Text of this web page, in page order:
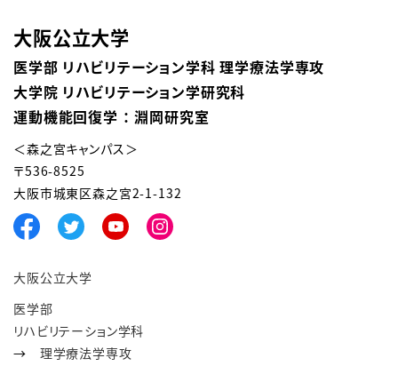
大阪公立大学
医学部 リハビリテーション学科 理学療法学専攻
大学院 リハビリテーション学研究科
運動機能回復学 ： 淵岡研究室
＜森之宮キャンパス＞
〒536-8525
大阪市城東区森之宮2-1-132
大阪公立大学
医学部
リハビリテーション学科
→ 理学療法学専攻